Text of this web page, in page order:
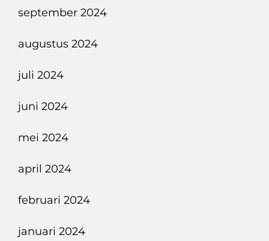
september 2024
augustus 2024
juli 2024
juni 2024
mei 2024
april 2024
februari 2024
januari 2024